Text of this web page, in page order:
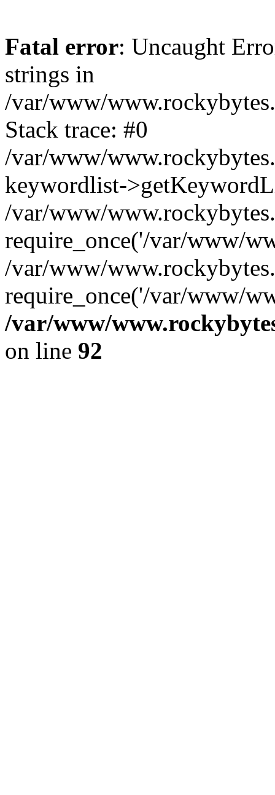
Fatal error: Uncaught
strings in
/var/www/
Stack trace: #0
/var/www/
keywordlist-
/var/www/
require_once('/var/www/
/var/www/
require_once('/var/www/
/var/www/
on line 92